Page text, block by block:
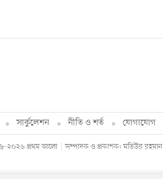
সার্কুলেশন নীতি ও শর্ত যোগাযোগ
২০২৬ প্রথম আলো সম্পাদক ও প্রকাশক: মতিউর রহমান